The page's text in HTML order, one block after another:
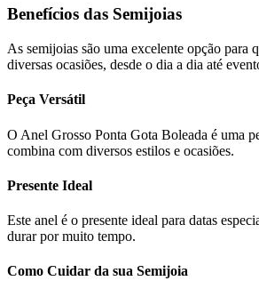
Benefícios das Semijoias
As semijoias são uma excelente opção para
diversas ocasiões, desde o dia a dia até
Peça Versátil
O Anel Grosso Ponta Gota Boleada é uma
combina com diversos estilos e ocasiões.
Presente Ideal
Este anel é o presente ideal para datas
durar por muito tempo.
Como Cuidar da sua Semijoia